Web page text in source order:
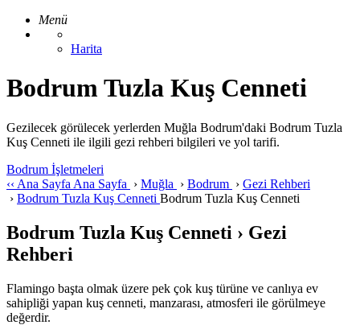
Menü
Harita
Bodrum Tuzla Kuş Cenneti
Gezilecek görülecek yerlerden Muğla Bodrum'daki Bodrum Tuzla
Kuş Cenneti ile ilgili gezi rehberi bilgileri ve yol tarifi.
Bodrum İşletmeleri
‹‹ Ana Sayfa Ana Sayfa › Muğla › Bodrum › Gezi Rehberi
› Bodrum Tuzla Kuş Cenneti Bodrum Tuzla Kuş Cenneti
Bodrum Tuzla Kuş Cenneti › Gezi
Rehberi
Flamingo başta olmak üzere pek çok kuş türüne ve canlıya ev
sahipliği yapan kuş cenneti, manzarası, atmosferi ile görülmeye
değerdir.